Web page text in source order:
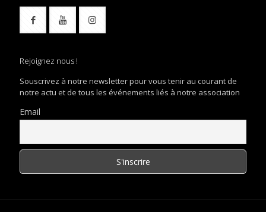
Rejoignez nous !
Souscrivez à notre newsletter pour vous tenir au courant de
notre actu et de tous les événements liés à notre association
Email